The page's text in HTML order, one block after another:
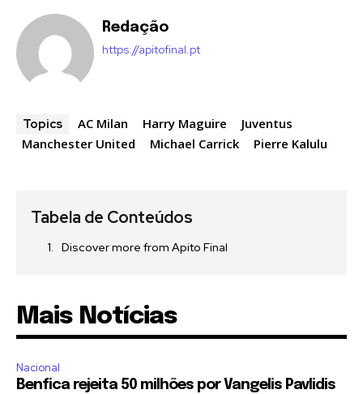
Redação
https://apitofinal.pt
Topics AC Milan Harry Maguire
Juventus
Manchester United
Michael Carrick Pierre Kalulu
Tabela de Conteúdos
Discover more from Apito Final
Mais Notícias
Nacional
Benfica rejeita 50 milhões por Vangelis Pavlidis